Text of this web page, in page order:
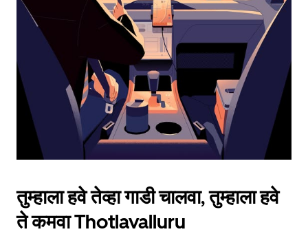
the
escape
button
the
calendar.
तुम्हाला हवे तेव्हा गाडी चालवा, तुम्हाला हवे
ते कमवा Thotlavalluru